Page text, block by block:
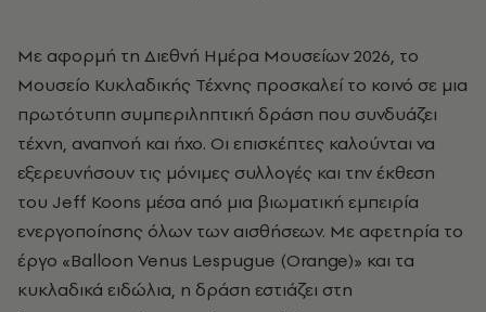
Με αφορμή τη Διεθνή Ημέρα Μουσείων 2026, το
Μουσείο Κυκλαδικής Τέχνης προσκαλεί το κοινό σε μια
πρωτότυπη συμπεριληπτική δράση που συνδυάζει
τέχνη, αναπνοή και ήχο. Οι επισκέπτες καλούνται να
εξερευνήσουν τις μόνιμες συλλογές και την έκθεση
του Jeff Koons μέσα από μια βιωματική εμπειρία
ενεργοποίησης όλων των αισθήσεων. Με αφετηρία το
έργο «Balloon Venus Lespugue (Orange)» και τα
κυκλαδικά ειδώλια, η δράση εστιάζει στη